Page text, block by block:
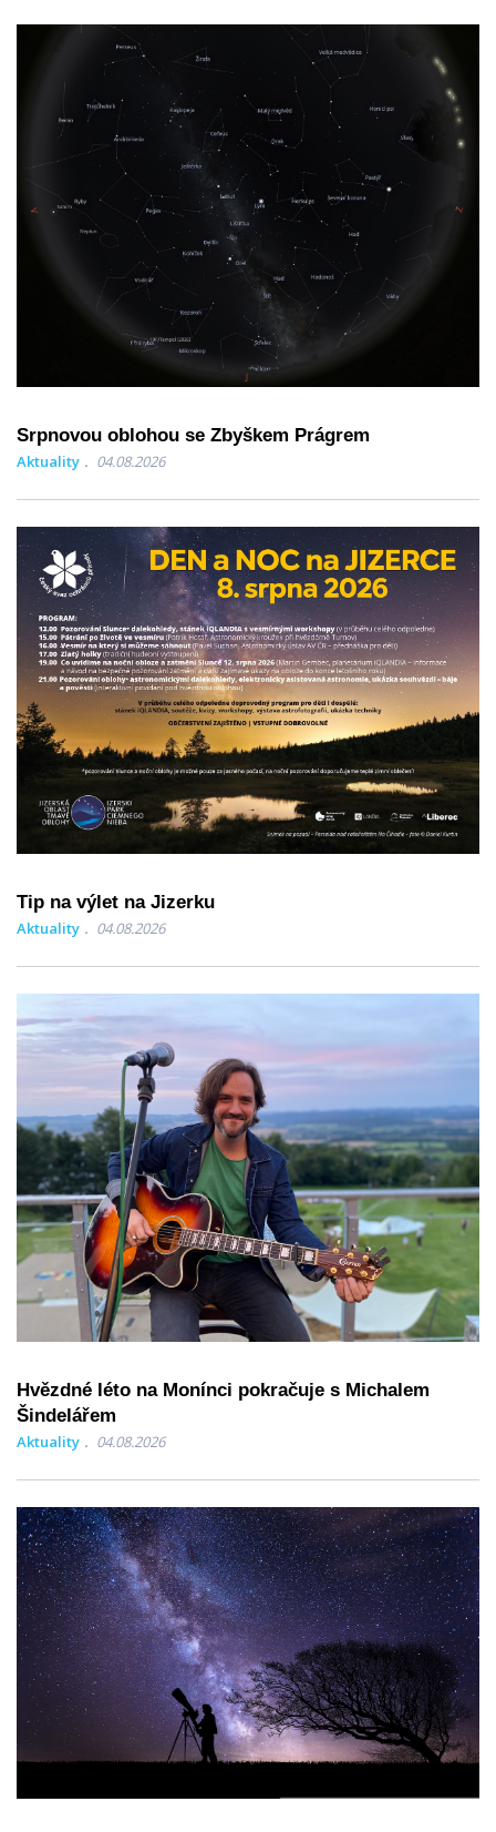
Srpnovou oblohou se Zbyškem Prágrem
Aktuality 04.08.2026
Tip na výlet na Jizerku
Aktuality 04.08.2026
Hvězdné léto na Monínci pokračuje s Michalem
Šindelářem
Aktuality 04.08.2026